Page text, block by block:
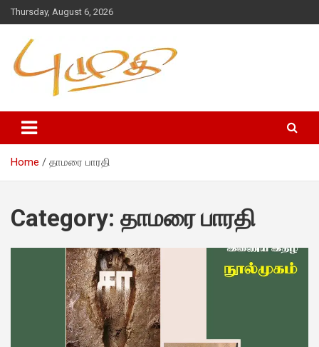
Thursday, August 6, 2026
Home தாமரை பாரதி
Category: தாமரை பாரதி